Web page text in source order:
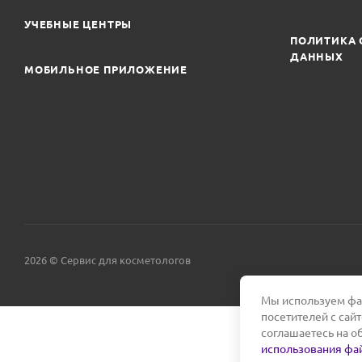
УЧЕБНЫЕ ЦЕНТРЫ
МОБИЛЬНОЕ ПРИЛОЖЕНИЕ
ПОЛИТИКА
ДАННЫХ
2026 © Сервис для косметологов
Мы используем
посетителей с
соглашаетесь на
использования